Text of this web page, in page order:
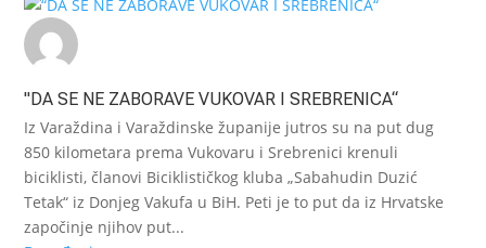
"DA SE NE ZABORAVE VUKOVAR I SREBRENICA“
Iz Varaždina i Varaždinske županije jutros su na put dug
850 kilometara prema Vukovaru i Srebrenici krenuli
biciklisti, članovi Biciklističkog kluba „Sabahudin Duzić
Tetak“ iz Donjeg Vakufa u BiH. Peti je to put da iz Hrvatske
započinje njihov put...